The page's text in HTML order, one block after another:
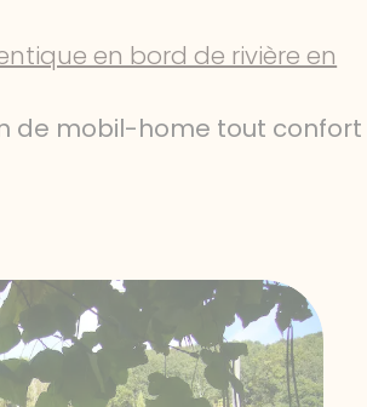
en bord de rivière en
de mobil-home tout confort